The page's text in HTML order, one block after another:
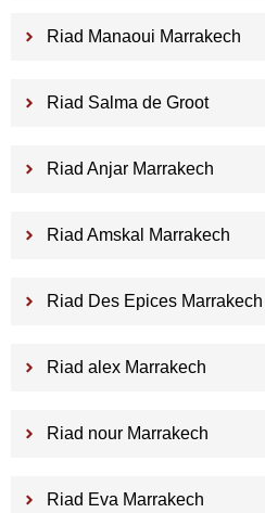
Riad Manaoui Marrakech
Riad Salma de Groot
Riad Anjar Marrakech
Riad Amskal Marrakech
Riad Des Epices Marrakech
Riad alex Marrakech
Riad nour Marrakech
Riad Eva Marrakech